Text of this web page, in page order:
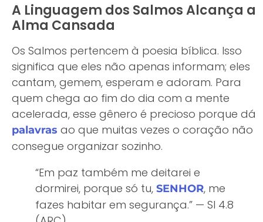
A Linguagem dos Salmos Alcança a
Alma Cansada
Os Salmos pertencem à poesia bíblica. Isso
significa que eles não apenas informam; eles
cantam, gemem, esperam e adoram. Para
quem chega ao fim do dia com a mente
acelerada, esse gênero é precioso porque dá
palavras ao que muitas vezes o coração não
consegue organizar sozinho.
“Em paz também me deitarei e
dormirei, porque só tu, SENHOR, me
fazes habitar em segurança.” — Sl 4.8